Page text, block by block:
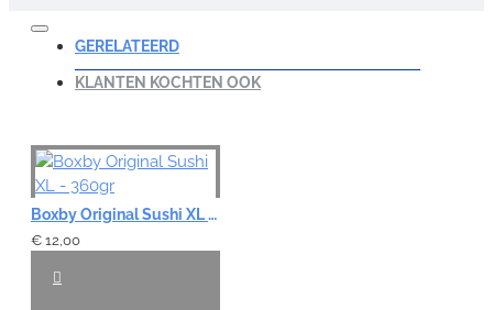
Opmerking:
Note:HTML-code wordt niet vertaald!
Waardering:
Slecht
GERELATEERD
KLANTEN KOCHTEN OOK
Boxby Original Sushi XL - 360gr
€ 12,00